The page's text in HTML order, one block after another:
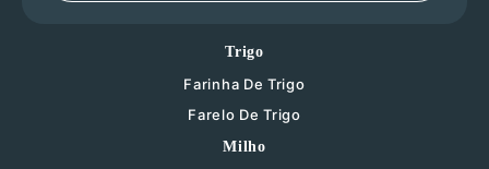
Trigo
Farinha De Trigo
Farelo De Trigo
Milho